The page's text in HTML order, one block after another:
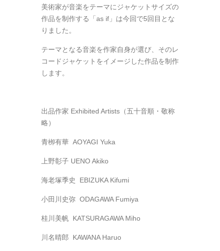
美術家が音楽をテーマにジャケットサイズの
作品を制作する「as if」は今回で5回目とな
りました。
テーマとなる音楽を作家自身が選び、そのレ
コードジャケットをイメージした作品を制作
します。
出品作家 Exhibited Artists（五十音順・敬称
略）
青栁有華 AOYAGI Yuka
上野彰子 UENO Akiko
海老塚季史 EBIZUKA Kifumi
小田川史弥 ODAGAWA Fumiya
桂川美帆 KATSURAGAWA Miho
川名晴郎 KAWANA Haruo